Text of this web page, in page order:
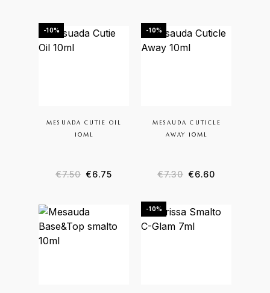
-10%
MESUADA CUTIE OIL
10ML
€7.50 Il prezzo originale era: €7.50.
€6.75Il prezzo attuale è: €6.75.
-10%
MESAUDA CUTICLE
AWAY 10ML
€7.30 Il prezzo
€6.60Il prezzo
-10%